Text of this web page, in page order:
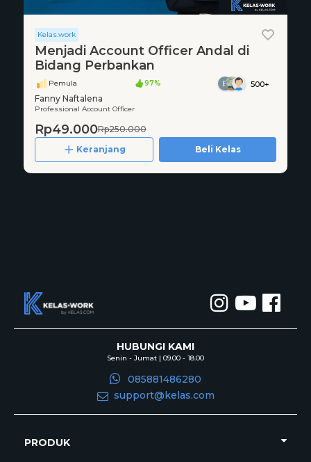
Kelas.work
Menjadi Account Officer Andal di
Bidang Perbankan
Pemula 97% 500+
Fanny Naftalena
Professional Account Officer
Rp49.000Rp250.000
Keranjang
Beli Kelas
HUBUNGI KAMI
Senin - Jumat | 09.00 - 18.00
085881486280
support@kelas.com
PRODUK